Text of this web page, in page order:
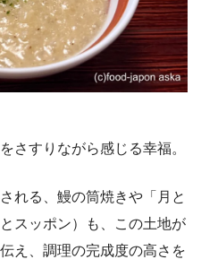
さすりながら感じる幸福。
れる、鰻の筒焼きや「月と
スッポン）も、この土地が
え、調理の完成度の高さを